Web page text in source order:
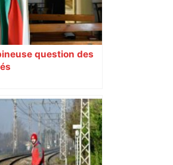
question des